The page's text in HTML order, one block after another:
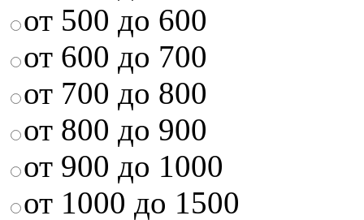
от 500 до 600
от 600 до 700
от 700 до 800
от 800 до 900
от 900 до 1000
от 1000 до 1500